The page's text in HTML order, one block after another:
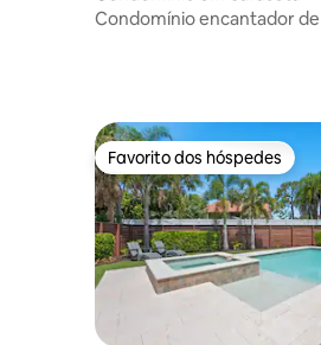
Condomínio encantador de
Favorito dos hóspedes
Favorito dos hóspedes